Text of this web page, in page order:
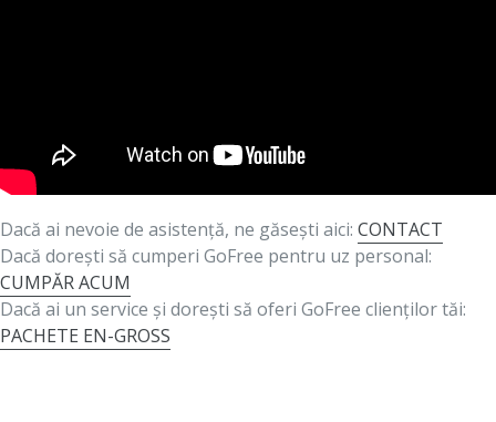
Dacă ai nevoie de asistență, ne găsești aici: CONTACT
Dacă dorești să cumperi GoFree pentru uz personal:
CUMPĂR ACUM
Dacă ai un service și dorești să oferi GoFree clienților tăi:
PACHETE EN-GROSS